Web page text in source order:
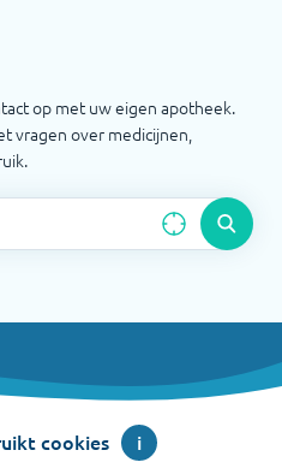
op met uw eigen apotheek.
vragen over medicijnen,
bevordering der
cookies i